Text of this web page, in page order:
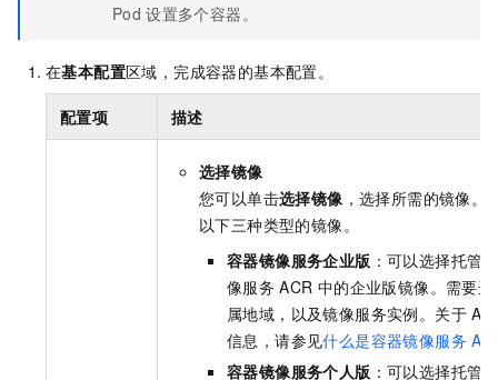
Pod 设置多个容器。
在基本配置区域，完成容器的基本配置。
配置项 描述
选择镜像
您可以单击选择镜像 ，选择所需的镜像。
以下三种类型的镜像。
容器镜像服务企业版 ：可以选择托管
像服务 ACR 中的企业版镜像。需要
属地域，以及镜像服务实例。关于
信息，请参见什么是容器镜像服务
容器镜像服务个人版 ：可以选择托管